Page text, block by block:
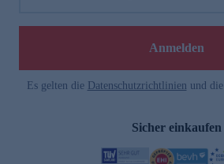
Anmelden
Es gelten die Datenschutzrichtlinien und die
Sicher einkaufen